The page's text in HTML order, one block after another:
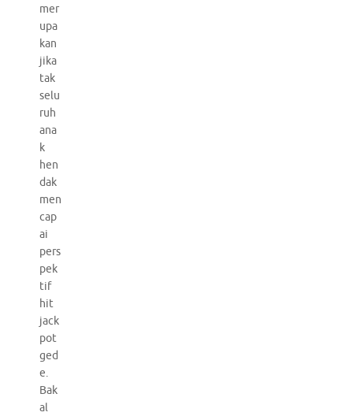
mer
upa
kan
jika
tak
selu
ruh
ana
k
hen
dak
men
cap
ai
pers
pek
tif
hit
jack
pot
ged
e.
Bak
al